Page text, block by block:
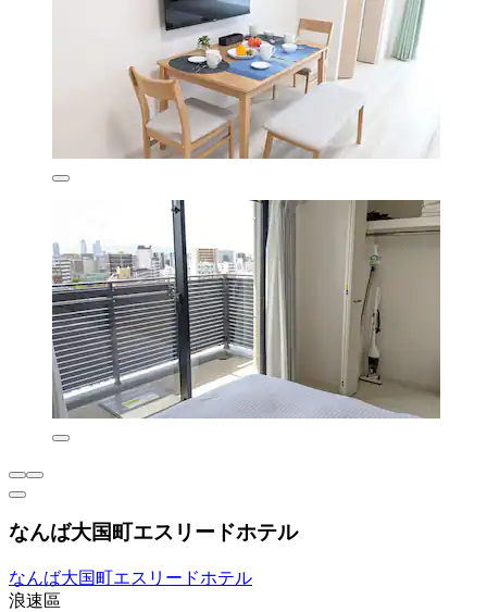
なんば大国町エスリードホテル
なんば大国町エスリードホテル
浪速區